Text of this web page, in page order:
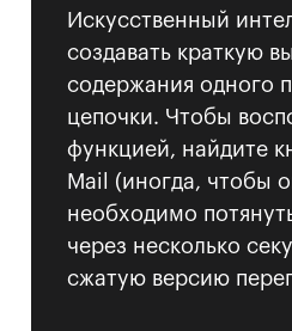
Искусственный
создавать краткую
содержания одного
цепочки. Чтобы
функцией, найдите
Mail (иногда, чтобы
необходимо
через несколько
сжатую версию